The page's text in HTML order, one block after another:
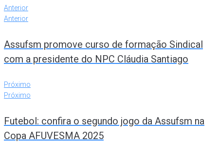
Anterior
Anterior
Assufsm promove curso de formação Sindical
com a presidente do NPC Cláudia Santiago
Próximo
Próximo
Futebol: confira o segundo jogo da Assufsm na
Copa AFUVESMA 2025